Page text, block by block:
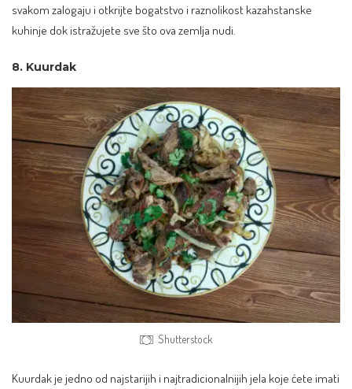
svakom zalogaju i otkrijte bogatstvo i raznolikost kazahstanske
kuhinje dok istražujete sve što ova zemlja nudi.
8. Kuurdak
Shutterstock
Kuurdak je jedno od najstarijih i najtradicionalnijih jela koje ćete imati